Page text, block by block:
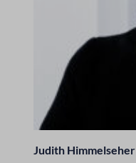
Judith Himmelseher